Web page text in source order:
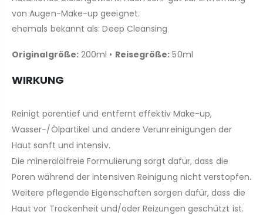
von Augen-Make-up geeignet.
ehemals bekannt als: Deep Cleansing
Originalgröße:200ml • Reisegröße: 50ml
WIRKUNG
Reinigt porentief und entfernt effektiv Make-up,
Wasser-/Ölpartikel und andere Verunreinigungen der
Haut sanft und intensiv.
Die mineralölfreie Formulierung sorgt dafür, dass die
Poren während der intensiven Reinigung nicht verstopfen.
Weitere pflegende Eigenschaften sorgen dafür, dass die
Haut vor Trockenheit und/oder Reizungen geschützt ist.